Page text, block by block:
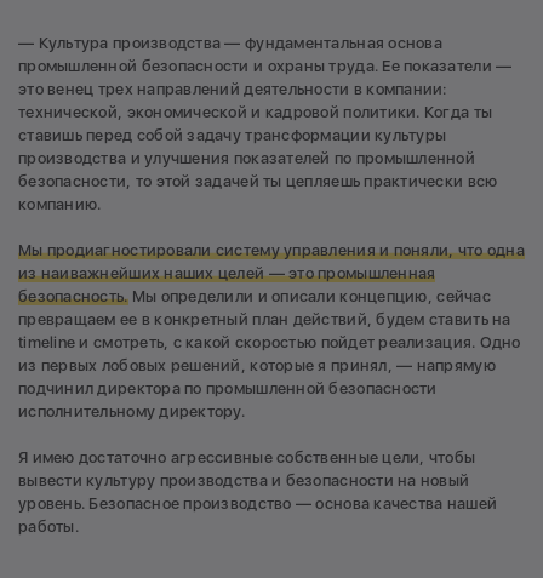
— Культура производства — фундаментальная основа
промышленной безопасности и охраны труда. Ее показатели —
это венец трех направлений деятельности в компании:
технической, экономической и кадровой политики. Когда ты
ставишь перед собой задачу трансформации культуры
производства и улучшения показателей по промышленной
безопасности, то этой задачей ты цепляешь практически всю
компанию.
Мы продиагностировали систему управления и поняли, что одна
из наиважнейших наших целей — это промышленная
безопасность.Мы определили и описали концепцию, сейчас
превращаем ее в конкретный план действий, будем ставить на
timeline и смотреть, с какой скоростью пойдет реализация. Одно
из первых лобовых решений, которые я принял, — напрямую
подчинил директора по промышленной безопасности
исполнительному директору.
Я имею достаточно агрессивные собственные цели, чтобы
вывести культуру производства и безопасности на новый
уровень. Безопасное производство — основа качества нашей
работы.